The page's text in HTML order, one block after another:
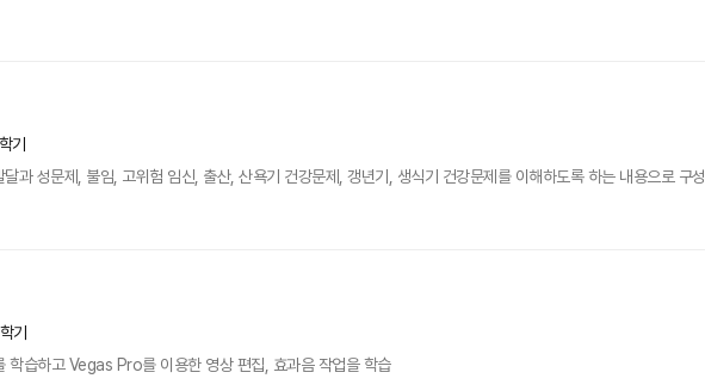
기
과 성문제, 불임, 고위험 임신, 출산, 산욕기 건강문제, 갱년기, 생식기 건강문제를 이해하도록 하는 내용으로 구
기
학습하고 Vegas Pro를 이용한 영상 편집, 효과음 작업을 학습